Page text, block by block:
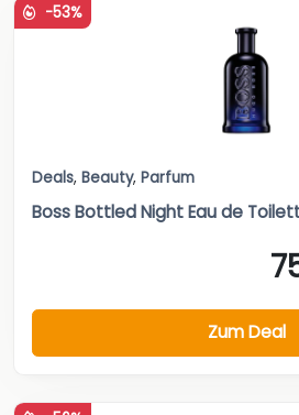
-53%
Deals, Beauty, Parfum
Boss Bottled Night Eau de
Zum Deal